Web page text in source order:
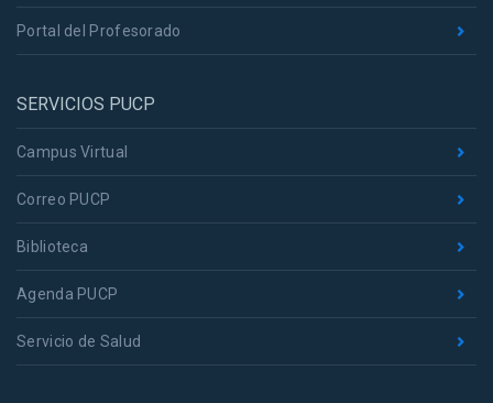
Portal del Profesorado
SERVICIOS PUCP
Campus Virtual
Correo PUCP
Biblioteca
Agenda PUCP
Servicio de Salud